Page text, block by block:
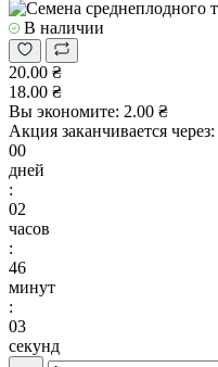
В наличии
20.00 ₴
18.00 ₴
Вы экономите: 2.00 ₴
Акция заканчивается через:
00
дней
:
02
часов
:
46
минут
:
02
секунд